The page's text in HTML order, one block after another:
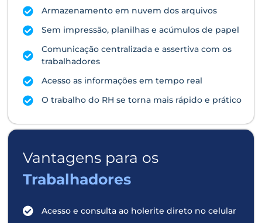
Armazenamento em nuvem dos arquivos
Sem impressão, planilhas e acúmulos de papel
Comunicação centralizada e assertiva com os
trabalhadores
Acesso as informações em tempo real
O trabalho do RH se torna mais rápido e prático
Vantagens para os
Trabalhadores
Acesso e consulta ao holerite direto no celular